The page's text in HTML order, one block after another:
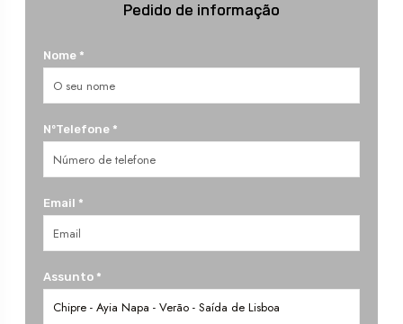
Pedido de informação
Nome *
NºTelefone *
Email *
Assunto *